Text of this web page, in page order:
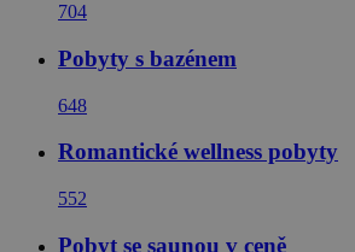
704
Pobyty s bazénem
648
Romantické wellness pobyty
552
Pobyt se saunou v ceně